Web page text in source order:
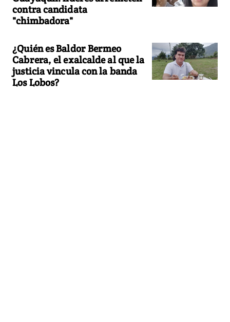
contra candidata
"chimbadora"
¿Quién es Baldor Bermeo
Cabrera, el exalcalde al que la
justicia vincula con la banda
Los Lobos?